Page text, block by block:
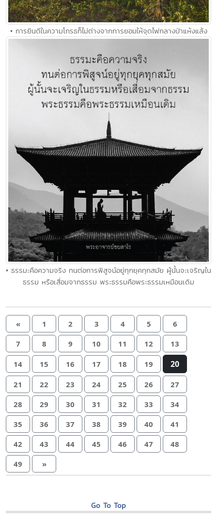
• การยินดีในความโกรธก็ไม่ต่างจากการยอมให้จุดไฟกลางป่าแห้งแล้ง
• ธรรมะคือความจริง ทนต่อการพิสูจน์อยู่ทุกยุคทุกสมัย ผู้นั้นจะเจริญใน
ธรรม หรือเสื่อมจากธรรม พระธรรมคือพระธรรมเหมือนเดิม
« 1 2 3 4 5 6
7 8 9 10 11 12 13
14 15 16 17 18 19 20
21 22 23 24 25 26 27
28 29 30 31 32 33 34
35 36 37 38 39 40 41
42 43 44 45 46 47 48
49 »
Go To Top